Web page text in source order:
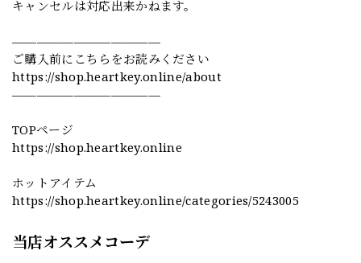
キャンセルは対応出来かねます。
————————————
ご購入前にこちらをお読みください
https://shop.heartkey.online/about
————————————
TOPページ
https://shop.heartkey.online
ホットアイテム
https://shop.heartkey.online/categories/5243005
当店オススメコーデ